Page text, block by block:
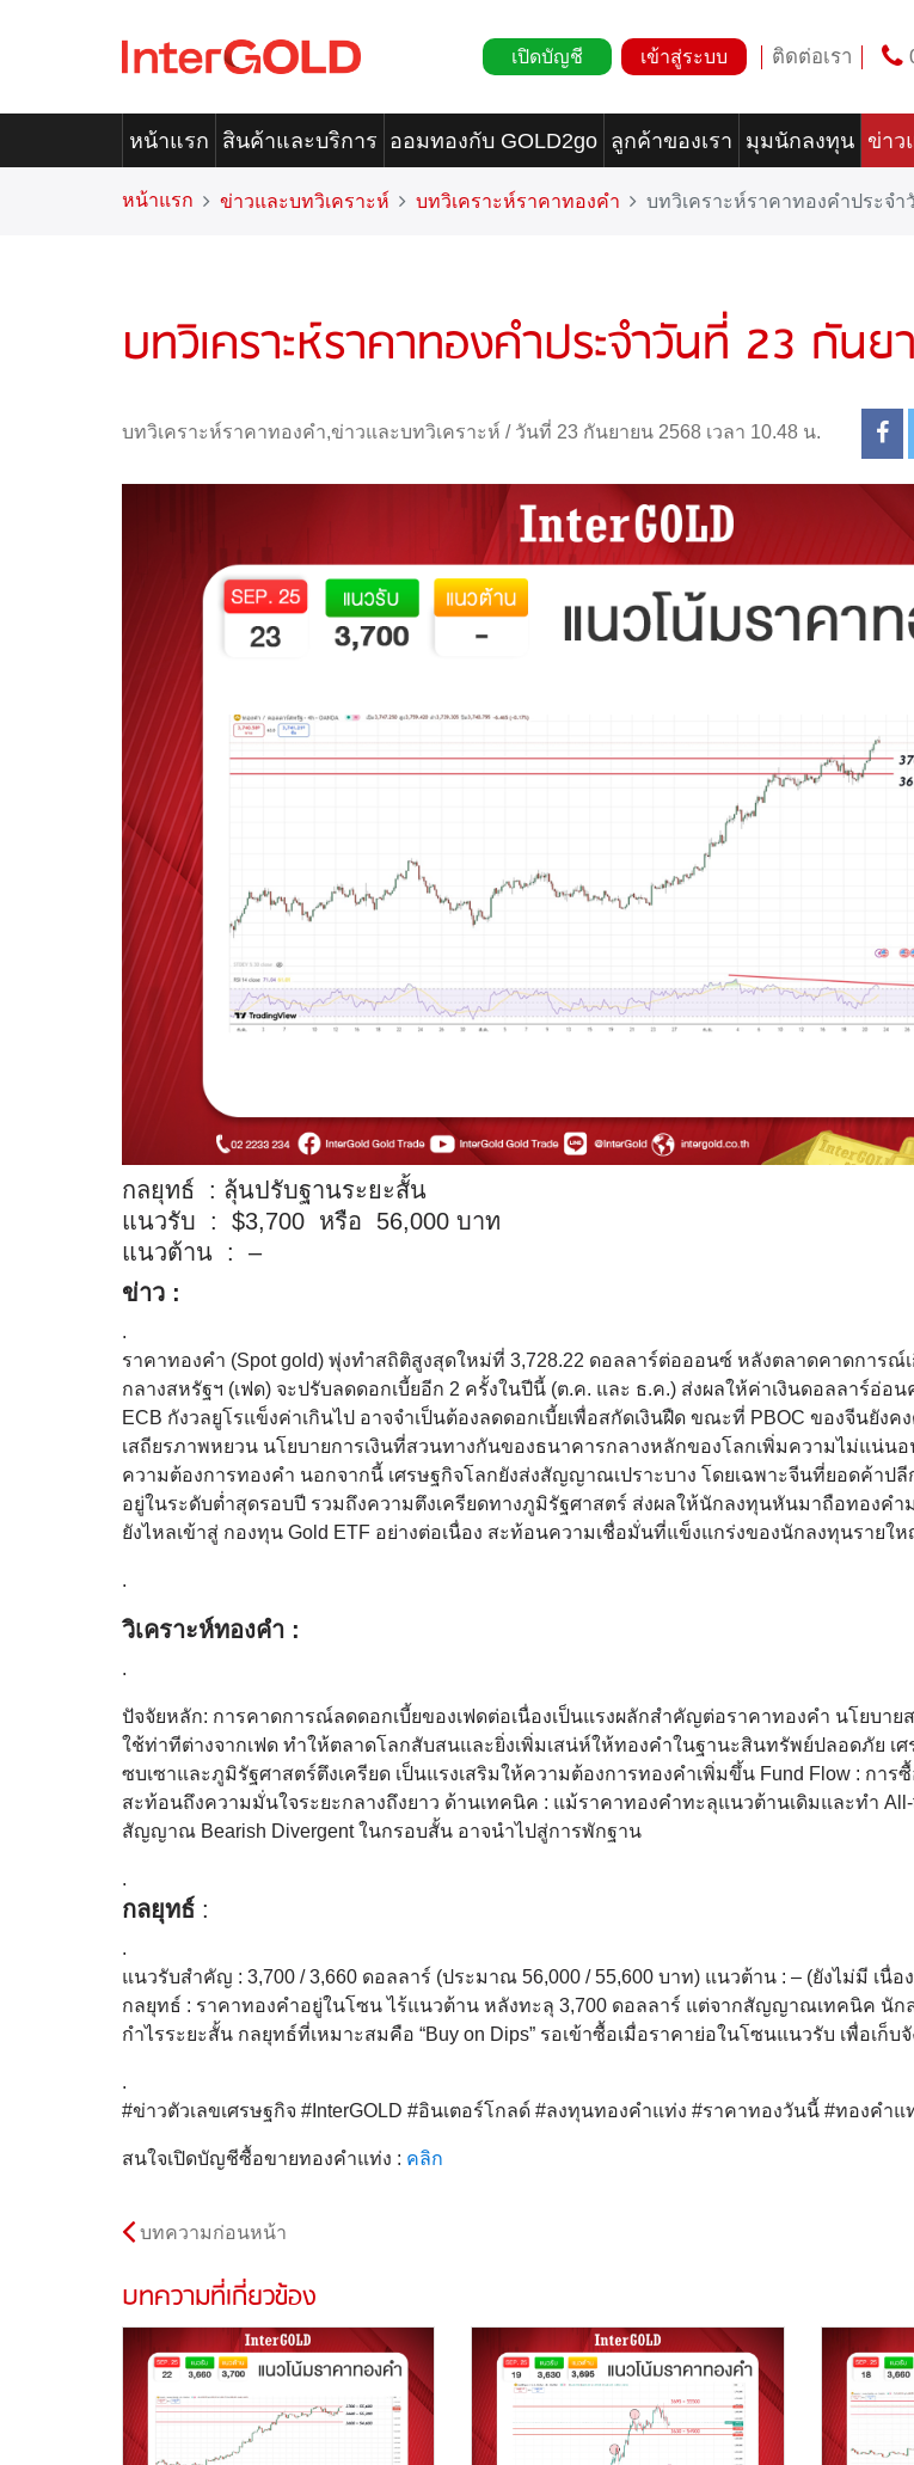
เปิดบัญชี เข้าสู่ระบบ ติดต่อเรา
หน้าแรก สินค้าและบริการ ออมทองกับ GOLD2go ลูกค้าของเรา มุมนักลงทุน ข่าว
หน้าแรก ข่าวและบทวิเคราะห์ บทวิเคราะห์ราคาทองคำ บทวิเคราะห์ราคาทองคำประจำ
บทวิเคราะห์ราคาทองคำประจำวันที่ 23 กัน
บทวิเคราะห์ราคาทองคำ,ข่าวและบทวิเคราะห์ / วันที่ 23 กันยายน 2568 เวลา 10.48 น.
กลยุทธ์ : ลุ้นปรับฐานระยะสั้น
แนวรับ : $3,700 หรือ 56,000 บาท
แนวต้าน : –
ข่าว :
.
ราคาทองคำ (Spot gold) พุ่งทำสถิติสูงสุดใหม่ที่ 3,728.22 ดอลลาร์ต่อออนซ์ หลังตลาดคาดการณ์
กลางสหรัฐฯ (เฟด) จะปรับลดดอกเบี้ยอีก 2 ครั้งในปีนี้ (ต.ค. และ ธ.ค.) ส่งผลให้ค่าเงินดอลลาร์อ่อ
ECB กังวลยูโรแข็งค่าเกินไป อาจจำเป็นต้องลดดอกเบี้ยเพื่อสกัดเงินฝืด ขณะที่ PBOC ของจีนยังค
เสถียรภาพหยวน นโยบายการเงินที่สวนทางกันของธนาคารกลางหลักของโลกเพิ่มความไม่แน่น
ความต้องการทองคำ นอกจากนี้ เศรษฐกิจโลกยังส่งสัญญาณเปราะบาง โดยเฉพาะจีนที่ยอดค้าป
อยู่ในระดับต่ำสุดรอบปี รวมถึงความตึงเครียดทางภูมิรัฐศาสตร์ ส่งผลให้นักลงทุนหันมาถือทองค
ยังไหลเข้าสู่ กองทุน Gold ETF อย่างต่อเนื่อง สะท้อนความเชื่อมั่นที่แข็งแกร่งของนักลงทุนรายใ
.
วิเคราะห์ทองคำ :
.
ปัจจัยหลัก: การคาดการณ์ลดดอกเบี้ยของเฟดต่อเนื่องเป็นแรงผลักสำคัญต่อราคาทองคำ นโยบาย
ใช้ท่าทีต่างจากเฟด ทำให้ตลาดโลกสับสนและยิ่งเพิ่มเสน่ห์ให้ทองคำในฐานะสินทรัพย์ปลอดภัย เ
ซบเซาและภูมิรัฐศาสตร์ตึงเครียด เป็นแรงเสริมให้ความต้องการทองคำเพิ่มขึ้น Fund Flow : การ
สะท้อนถึงความมั่นใจระยะกลางถึงยาว ด้านเทคนิค : แม้ราคาทองคำทะลุแนวต้านเดิมและทำ All-
สัญญาณ Bearish Divergent ในกรอบสั้น อาจนำไปสู่การพักฐาน
.
กลยุทธ์ :
.
แนวรับสำคัญ : 3,700 / 3,660 ดอลลาร์ (ประมาณ 56,000 / 55,600 บาท) แนวต้าน : – (ยังไม่มี เนื่
กลยุทธ์ : ราคาทองคำอยู่ในโซน ไร้แนวต้าน หลังทะลุ 3,700 ดอลลาร์ แต่จากสัญญาณเทคนิค นัก
กำไรระยะสั้น กลยุทธ์ที่เหมาะสมคือ “Buy on Dips” รอเข้าซื้อเมื่อราคาย่อในโซนแนวรับ เพื่อเก็บ
.
#ข่าวตัวเลขเศรษฐกิจ #InterGOLD #อินเตอร์โกลด์ #ลงทุนทองคำแท่ง #ราคาทองวันนี้ #ทองคำ
สนใจเปิดบัญชีซื้อขายทองคำแท่ง : คลิก
บทความก่อนหน้า
บทความที่เกี่ยวข้อง